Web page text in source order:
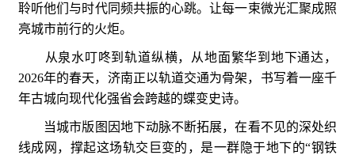
聆听他们与时代同频共振的心跳。让每一束微光汇聚成照
亮城市前行的火炬。
从泉水叮咚到轨道纵横，从地面繁华到地下通达，
2026年的春天，济南正以轨道交通为骨架，书写着一座千
年古城向现代化强省会跨越的蝶变史诗。
当城市版图因地下动脉不断拓展，在看不见的深处织
线成网，撑起这场轨交巨变的，是一群隐于地下的“钢铁